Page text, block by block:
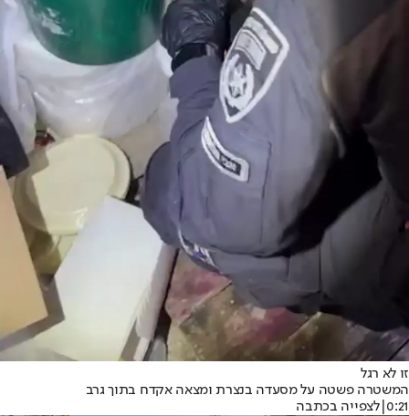
זו לא רגל
המשטרה פשטה על מסעדה בנצרת ומצאה אקדח בתוך גרב
0:21
|לצפייה בכתבה